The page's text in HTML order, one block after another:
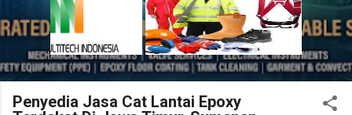
Penyedia Jasa Cat Lantai Epoxy